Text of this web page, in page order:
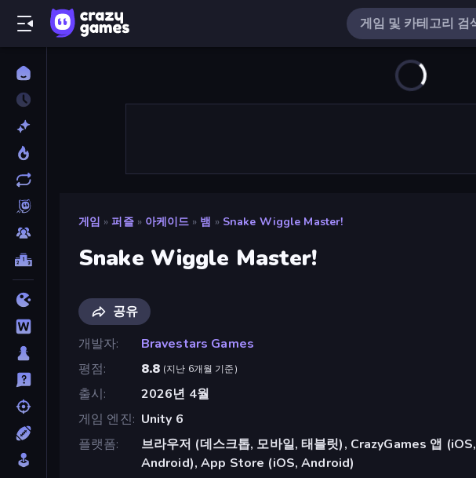
게임 » 퍼즐 » 아케이드 » 뱀 » Snake Wiggle Master!
Snake Wiggle Master!
공유
개발자
Bravestars Games
평점
8.8 (지난 6개월 기준)
출시
2026년 4월
게임 엔진
Unity 6
플랫폼
브라우저 (데스크톱, 모바일, 태블릿), CrazyGames 앱 (iOS,
Android), App Store (iOS, Android)